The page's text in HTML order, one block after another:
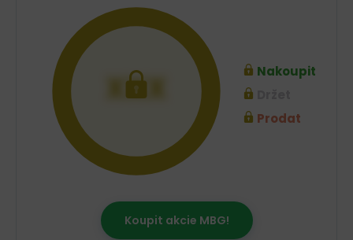
XXX
Nakoupit
Prodat
Koupit akcie MBG!